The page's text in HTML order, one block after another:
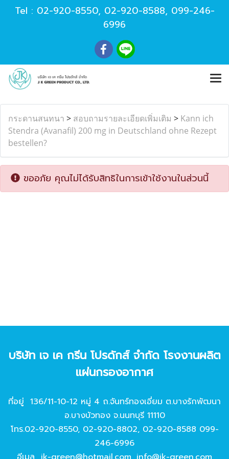
Tel : 02-920-8550, 02-920-8588, 099-246-
6996
กระดานสนทนา > สอบถามรายละเอียดเพิ่มเติม > Kann ich
Stendra (Avanafil) 200 mg in Deutschland ohne Rezept
bestellen?
ขออภัย คุณไม่ได้รับสิทธิในการเข้าใช้งานในส่วนนี้
บริษัท เจ เค กรีน โปรดักส์ จํากัด โรงงานผลิต
แผ่นกรองอากาศ
ที่อยู่ 136/11-10-12 หมู่ 4 ถ.จันทร์ทองเอี่ยม ต.บางรักพัฒนา
อ.บางบัวทอง จ.นนทบุรี 11110
โทร.02-920-8550, 02-920-8802, 02-920-8588 099-
246-6996